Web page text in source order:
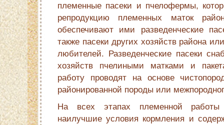
племенные пасеки и пчелофермы,
репродукцию племенных маток
обеспечивают ими разведенческие
также пасеки других хозяйств района
любителей. Разведенческие пасеки
хозяйств пчелиными матками и
работу проводят на основе
районированной породы или
На всех этапах племенной
наилучшие условия кормления и